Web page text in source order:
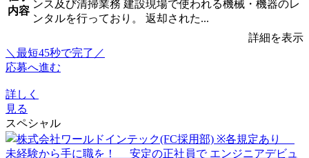
内容
ンス及び清掃業務 建設現場で使われる機械・機器のレ
ンタルを行っており。 返却された...
詳細を表示
＼最短45秒で完了／
応募へ進む
詳しく
見る
スペシャル